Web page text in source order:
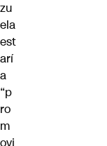
zu
ela
est
arí
a
“p
ro
m
ovi